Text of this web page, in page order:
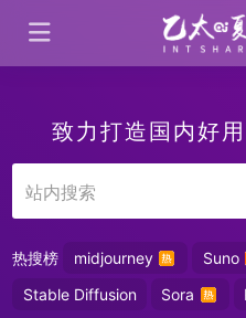
致力打造国内好
热搜榜 midjourney Suno
Stable Diffusion
Sora